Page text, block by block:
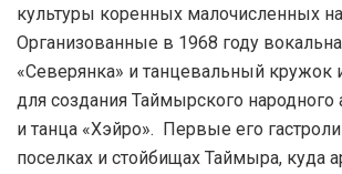
культуры коренных малочисленных
Организованные в 1968 году
«Северянка» и танцевальный кружок
для создания Таймырского народного
и танца «Хэйро». Первые его
поселках и стойбищах Таймыра, куда